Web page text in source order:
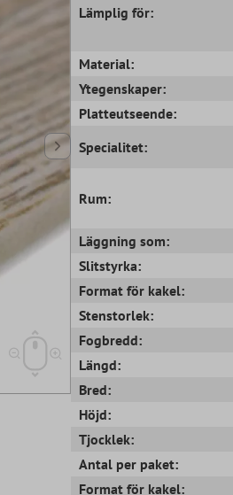
Lämplig för:
Material:
Ytegenskaper:
Platteutseende:
Specialitet:
Rum:
Läggning som:
Slitstyrka:
Format för kakel:
Stenstorlek:
Fogbredd:
Längd:
Bred:
Höjd:
Tjocklek:
Antal per paket:
Format för kakel: